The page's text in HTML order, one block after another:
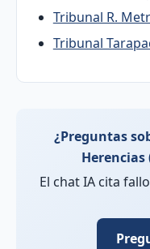
Tribunal R.
Tribunal
¿Preguntas
Herencias
El chat IA cita